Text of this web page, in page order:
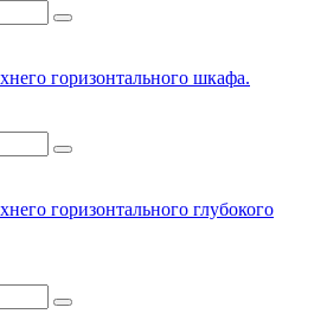
горизонтального шкафа.
горизонтального глубокого